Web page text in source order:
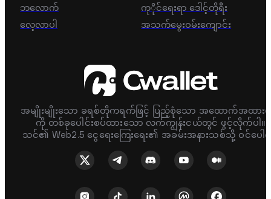
အမျိုးမျိုးသော ခရစ်တိုကရက်ဖြင့် ပြည့်စုံသော အထောက်အထားမျ
ကို တစ်ခုပေါင်းစပ်ထားသော လက်ကျွန်းငယ်တွင် ဖွင့်လိုက်ပါ။
သင်၏ Web2.5 ငွေရေးကြေးရေး၏ အခမ်းအနားသစ်သို့ ဝင်ပေါ
ဘလောက်
လေ့လာပါ
ကုိုင်ရေးရာ ဒေါင့်တိုရီး
အသက်မွေးဝမ်းကျောင်း